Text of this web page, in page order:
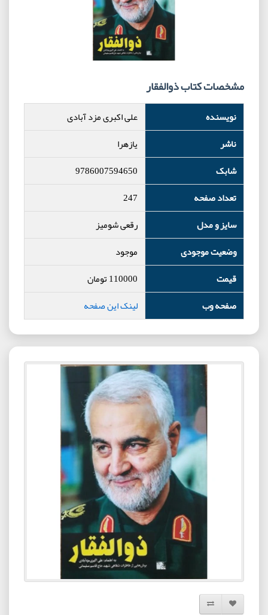
مشخصات کتاب ذوالفقار
نویسنده
علی اکبری مزد آبادی
ناشر
یازهرا
شابک
9786007594650
تعداد صفحه
247
سایز و مدل
رقعی شومیز
وضعیت موجودی
موجود
قیمت
110000تومان
صفحه وب
لینک این صفحه
افزودن به لیست دلخواه
مقایسه این محصول